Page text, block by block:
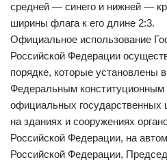
средней — синего и нижней —
ширины флага к его длине 2:3.
Официальное использование
Российской Федерации
порядке, которые установлены
Федеральным конституционным
официальных государственных
на зданиях и сооружениях
Российской Федерации, на
Российской Федерации,